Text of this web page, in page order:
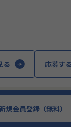
に担当いただける環
定義: 三井金属および
ョン提供を通じて、
人事業務や給与業務に
ります。リーダー層
管理やチームメンバ
サポート: システム導
ワーク勤務」を基本と
あっても、コンサル
が身につく「教育制
る 応募する
株式会社
規会員登録（無料）